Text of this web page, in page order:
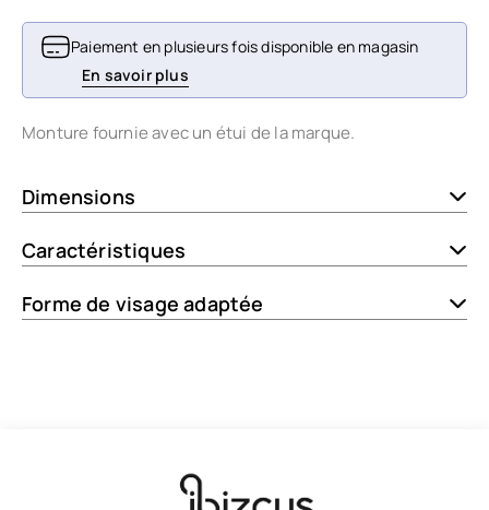
Paiement en plusieurs fois disponible en magasin
En savoir plus
Monture fournie avec un étui de la marque.
Dimensions
Caractéristiques
Forme de visage adaptée